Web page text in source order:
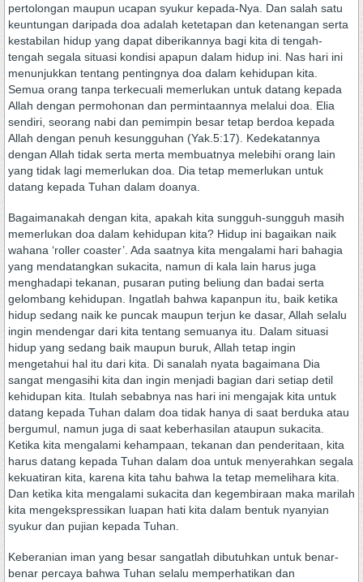
pertolongan maupun ucapan syukur kepada-Nya. Dan salah satu
keuntungan daripada doa adalah ketetapan dan ketenangan serta
kestabilan hidup yang dapat diberikannya bagi kita di tengah-
tengah segala situasi kondisi apapun dalam hidup ini. Nas hari ini
menunjukkan tentang pentingnya doa dalam kehidupan kita.
Semua orang tanpa terkecuali memerlukan untuk datang kepada
Allah dengan permohonan dan permintaannya melalui doa. Elia
sendiri, seorang nabi dan pemimpin besar tetap berdoa kepada
Allah dengan penuh kesungguhan (Yak.5:17). Kedekatannya
dengan Allah tidak serta merta membuatnya melebihi orang lain
yang tidak lagi memerlukan doa. Dia tetap memerlukan untuk
datang kepada Tuhan dalam doanya.
Bagaimanakah dengan kita, apakah kita sungguh-sungguh masih
memerlukan doa dalam kehidupan kita? Hidup ini bagaikan naik
wahana ‘roller coaster’. Ada saatnya kita mengalami hari bahagia
yang mendatangkan sukacita, namun di kala lain harus juga
menghadapi tekanan, pusaran puting beliung dan badai serta
gelombang kehidupan. Ingatlah bahwa kapanpun itu, baik ketika
hidup sedang naik ke puncak maupun terjun ke dasar, Allah selalu
ingin mendengar dari kita tentang semuanya itu. Dalam situasi
hidup yang sedang baik maupun buruk, Allah tetap ingin
mengetahui hal itu dari kita. Di sanalah nyata bagaimana Dia
sangat mengasihi kita dan ingin menjadi bagian dari setiap detil
kehidupan kita. Itulah sebabnya nas hari ini mengajak kita untuk
datang kepada Tuhan dalam doa tidak hanya di saat berduka atau
bergumul, namun juga di saat keberhasilan ataupun sukacita.
Ketika kita mengalami kehampaan, tekanan dan penderitaan, kita
harus datang kepada Tuhan dalam doa untuk menyerahkan segala
kekuatiran kita, karena kita tahu bahwa Ia tetap memelihara kita.
Dan ketika kita mengalami sukacita dan kegembiraan maka marilah
kita mengekspressikan luapan hati kita dalam bentuk nyanyian
syukur dan pujian kepada Tuhan.
Keberanian iman yang besar sangatlah dibutuhkan untuk benar-
benar percaya bahwa Tuhan selalu memperhatikan dan